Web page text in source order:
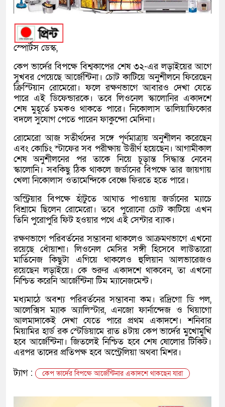
স্পোর্টস ডেস্ক,
কেপ ভার্দের বিপক্ষে বিশ্বকাপের শেষ ৩২-এর লড়াইয়ের আগে
সুখবর পেয়েছে আর্জেন্টিনা। চোট কাটিয়ে অনুশীলনে ফিরেছেন
ক্রিস্টিয়ান রোমেরো। ফলে রক্ষণভাগে আবারও দেখা যেতে
পারে এই ডিফেন্ডারকে। তবে লিওনেল স্কালোনির একাদশে
শেষ মুহূর্তে চমকও থাকতে পারে। নিকোলাস তালিয়াফিকোর
বদলে সুযোগ পেতে পারেন ফাকুন্দো মেদিনা।
রোমেরো আজ সতীর্থদের সঙ্গে পূর্ণমাত্রায় অনুশীলন করেছেন
এবং কোচিং স্টাফের সব পরীক্ষায় উত্তীর্ণ হয়েছেন। আগামীকাল
শেষ অনুশীলনের পর তাকে নিয়ে চূড়ান্ত সিদ্ধান্ত নেবেন
স্কালোনি। সবকিছু ঠিক থাকলে জর্ডানের বিপক্ষে তার জায়গায়
খেলা নিকোলাস ওতামেন্দিকে বেঞ্চে ফিরতে হতে পারে।
অস্ট্রিয়ার বিপক্ষে হাঁটুতে আঘাত পাওয়ায় জর্ডানের ম্যাচে
বিশ্রামে ছিলেন রোমেরো। তবে পুরোনো চোট কাটিয়ে এখন
তিনি পুরোপুরি ফিট হওয়ার পথে এই সেন্টার ব্যাক।
রক্ষণভাগে পরিবর্তনের সম্ভাবনা থাকলেও আক্রমণভাগে এখনো
রয়েছে ধোঁয়াশা। লিওনেল মেসির সঙ্গী হিসেবে লাউতারো
মার্তিনেজ কিছুটা এগিয়ে থাকলেও হুলিয়ান আলভারেজও
রয়েছেন লড়াইয়ে। কে শুরুর একাদশে থাকবেন, তা এখনো
নিশ্চিত করেনি আর্জেন্টিনা টিম ম্যানেজমেন্ট।
মধ্যমাঠে অবশ্য পরিবর্তনের সম্ভাবনা কম। রদ্রিগো ডি পল,
আলেক্সিস ম্যাক অ্যালিস্টার, এনজো ফার্নান্দেজ ও থিয়াগো
আলমাদাকেই দেখা যেতে পারে প্রথম একাদশে। শনিবার
মিয়ামির হার্ড রক স্টেডিয়ামে রাত ৪টায় কেপ ভার্দের মুখোমুখি
হবে আর্জেন্টিনা। জিতলেই নিশ্চিত হবে শেষ ষোলোর টিকিট।
এরপর তাদের প্রতিপক্ষ হবে অস্ট্রেলিয়া অথবা মিশর।
ট্যাগ :
কেপ ভার্দের বিপক্ষে আর্জেন্টিনার একাদশে থাকছেন যারা